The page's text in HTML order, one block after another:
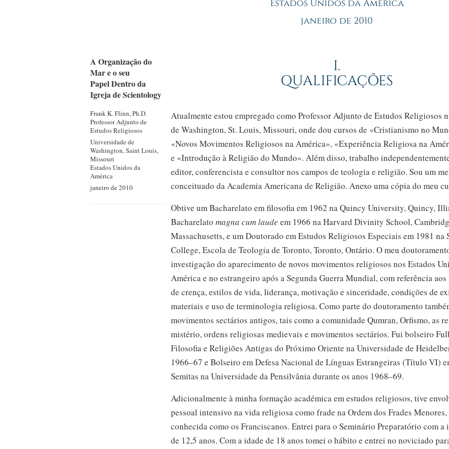
Estados Unidos da América
janeiro de 2010
A Organização do
Mar e o seu
Papel Dentro da
Igreja de Scientology
Frank K.Flinn, Ph.D.
Professor Adjunto de
Estudos Religiosos
Universidade de
Washington, Saint Louis,
Missouri
Estados Unidos da
América
janeiro de 2010
I.
QUALIFICAÇÕES
Atualmente estou empregado como Professor Adjunto de Estudos Religiosos
de Washington,St. Louis,Missouri, onde dou cursos de «Cristianismo no
«Novos Movimentos Religiosos na América», «Experiência Religiosa na
e «Introdução à Religião do Mundo». Além disso, trabalho
editor, conferencista e consultor nos campos de teologia e religião. Sou um
conceituado da Academia Americana de Religião. Anexo uma cópia do meu
Obtive um Bacharelato em filosofiaem 1962 na Quincy University, Quincy,
Bacharelato magna cum laude em 1966 na Harvard Divinity School,
Massachusetts, e um Doutorado em Estudos Religiosos Especiais em 1981 na
College, Escola de Teologia de Toronto, Toronto, Ontário. O meu
investigação do aparecimento de novos movimentos religiosos nos Estados
América e no estrangeiro após a Segunda Guerra Mundial, com referência aos
de crença, estilos de vida, liderança, motivação e sinceridade, condições de
materiais e uso de terminologia religiosa. Como parte do doutoramento
movimentos sectários antigos, tais como a comunidade Qumran, Orfismo, as
mistério, ordens religiosas medievais e movimentos sectários. Fui bolseiro
Filosofia e Religiões Antigas do Próximo Oriente na Universidade de
1966–67 e Bolseiro em Defesa Nacional de Línguas Estrangeiras (Título VI)
Semitas na Universidade da Pensilvânia durante os anos 1968–69.
Adicionalmente à minha formação académica em estudos religiosos, tive
pessoal intensivo na vida religiosa como frade na Ordem dos Frades
conhecida como os Franciscanos. Entrei para o Seminário Preparatório com a
de 12,5 anos. Com a idade de 18 anos tomei o hábito e entrei no noviciado